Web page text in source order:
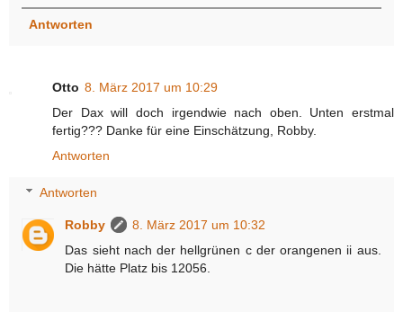
Antworten
Otto 8. März 2017 um 10:29
Der Dax will doch irgendwie nach oben. Unten erstmal
fertig??? Danke für eine Einschätzung, Robby.
Antworten
Antworten
Robby
8. März 2017 um 10:32
Das sieht nach der hellgrünen c der orangenen ii aus.
Die hätte Platz bis 12056.